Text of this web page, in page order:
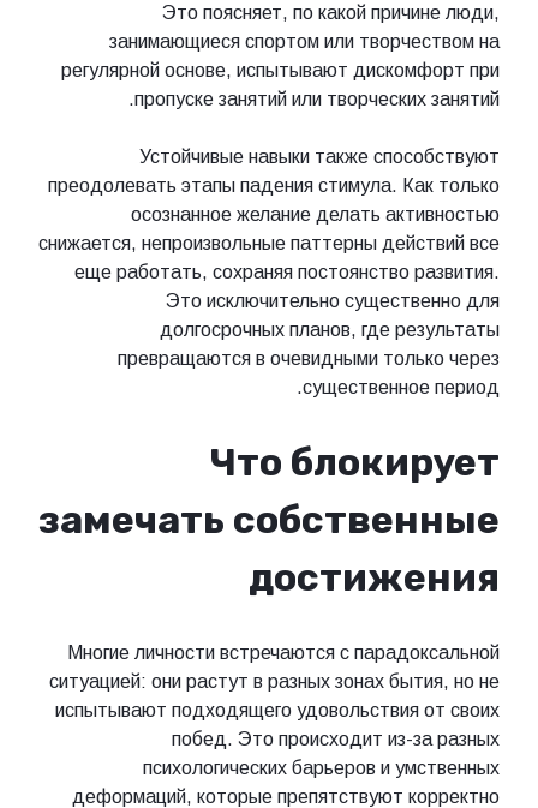
Это поясняет, по какой причине люди,
занимающиеся спортом или творчеством на
регулярной основе, испытывают дискомфорт при
пропуске занятий или творческих занятий.
Устойчивые навыки также способствуют
преодолевать этапы падения стимула. Как только
осознанное желание делать активностью
снижается, непроизвольные паттерны действий все
еще работать, сохраняя постоянство развития.
Это исключительно существенно для
долгосрочных планов, где результаты
превращаются в очевидными только через
существенное период.
Что блокирует
замечать собственные
достижения
Многие личности встречаются с парадоксальной
ситуацией: они растут в разных зонах бытия, но не
испытывают подходящего удовольствия от своих
побед. Это происходит из-за разных
психологических барьеров и умственных
деформаций, которые препятствуют корректно